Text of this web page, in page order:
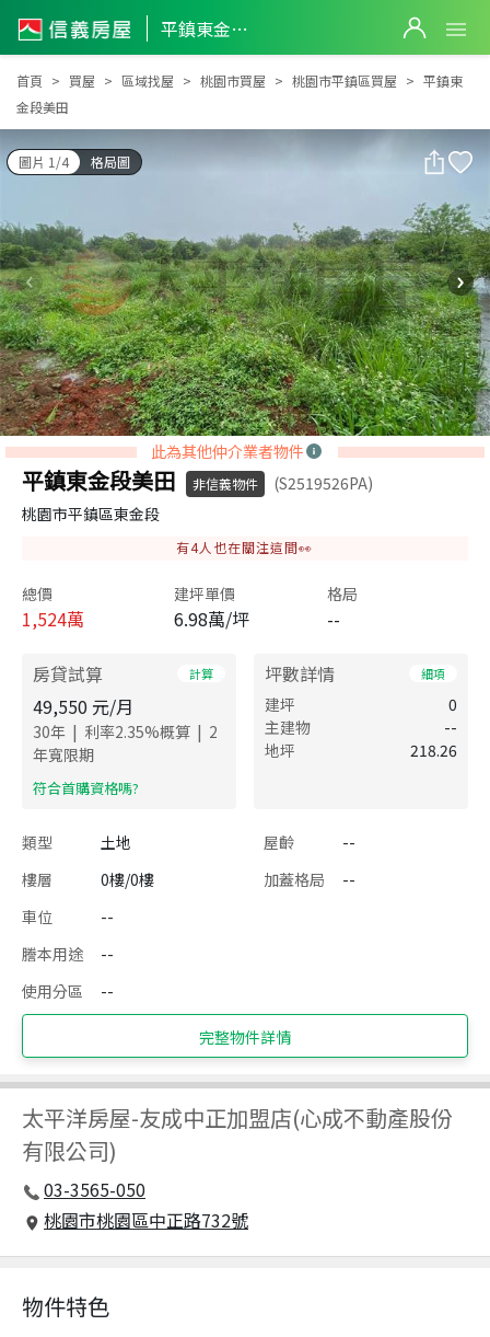
平鎮東金段美田
平鎮東金段美田
首頁 買屋 區域找屋 桃園市買屋 桃園市平鎮區買屋
平鎮東
金段美田
圖片 1/4 格局圖
此為其他仲介業者物件
平鎮東金段美田 非信義物件
(S2519526PA)
桃園市平鎮區東金段
有4人也在關注這間👀
總價
1,524萬
建坪單價
6.98萬/坪
格局
--
房貸試算 計算
49,550 元/月
30年 | 利率2.35%概算 | 2
年寬限期
​符合首購資格嗎?
坪數詳情 細項
建坪
0
主建物
--
地坪
218.26
類型 土地 屋齡
--
樓層
0樓/0樓 加蓋格局
--
車位
--
謄本用途
--
使用分區
--
完整物件詳情
太平洋房屋-友成中正加盟店(心成不動產股份
有限公司)
03-3565-050
桃園市桃園區中正路732號
物件特色